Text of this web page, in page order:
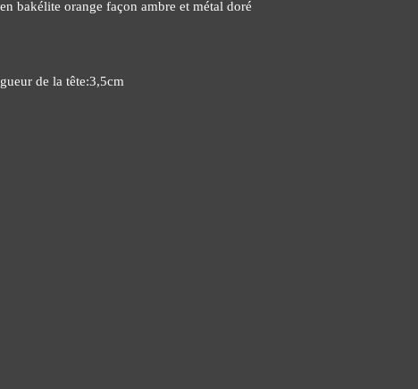
bakélite orange façon ambre et métal doré
de la tête:3,5cm